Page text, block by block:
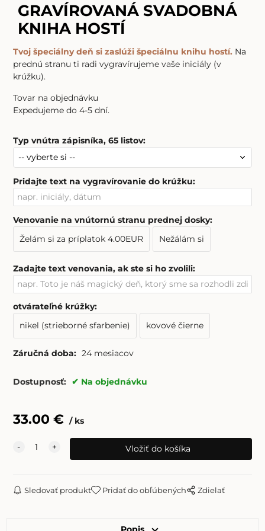
GRAVÍROVANÁ SVADOBNÁ
KNIHA HOSTÍ
Tvoj špeciálny deň si zaslúži špeciálnu knihu hostí. Na
prednú stranu ti radi vygravírujeme vaše iniciály (v
krúžku).
Tovar na objednávku
Expedujeme do 4-5 dní.
Typ vnútra zápisníka, 65 listov:
Pridajte text na vygravírovanie do krúžku:
Venovanie na vnútornú stranu prednej dosky:
Želám si za príplatok 4.00EUR
Nežálám si
Zadajte text venovania, ak ste si ho zvolili:
otvárateľné krúžky:
nikel (strieborné sfarbenie)
kovové čierne
Záručná doba: 24 mesiacov
Dostupnosť: Na objednávku
33.00 € ks
Sledovať produkt Pridať do obľúbených Zdielať